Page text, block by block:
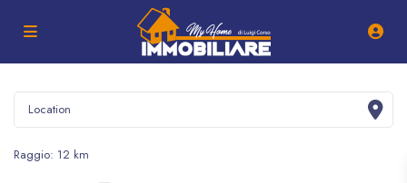
Raggio: 12 km